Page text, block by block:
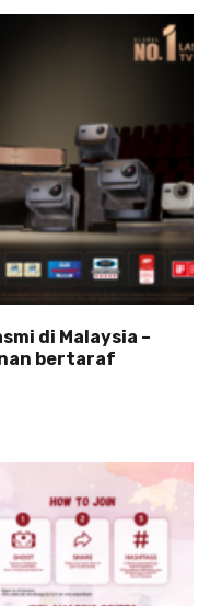
di Malaysia –
bertaraf